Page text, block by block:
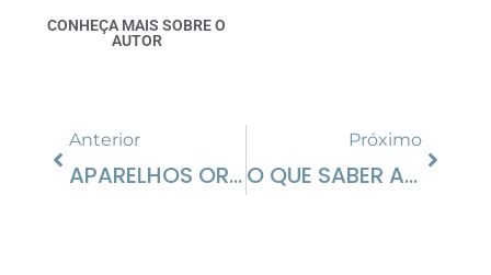
CONHEÇA MAIS SOBRE O
AUTOR
Anterior
APARELHOS ORTODÔNTICOS EM CRIANÇAS?
Próximo
O QUE SABER ANTES DE COLOCAR APARELHO ORTODÔNTICO?